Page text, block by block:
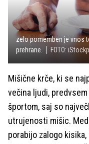
zelo pomemben je vnos
prehrane.
FOTO:
Mišične krče, ki se
večina ljudi,
športom, saj so
utrujenosti mišic.
porabijo zalogo